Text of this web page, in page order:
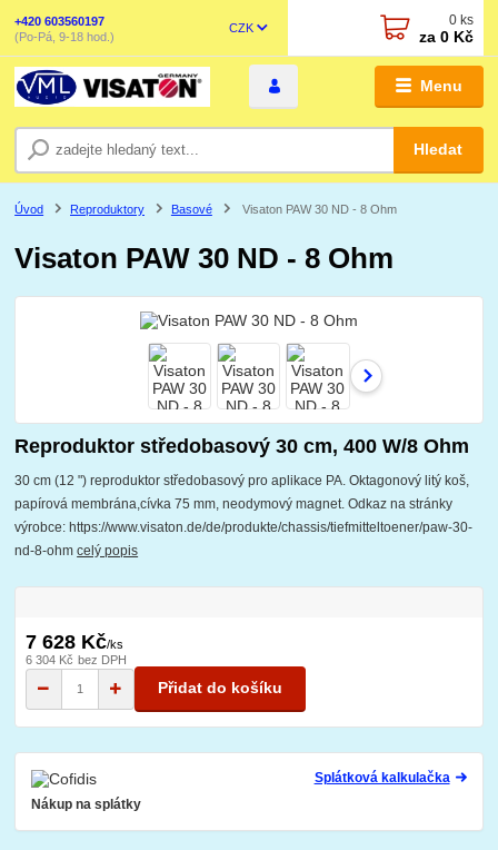
Menu
CZK
Hledat
+420 603560197
(Po-Pá, 9-18 hod.)
0 ks
za 0 Kč
Úvod Reproduktory Basové Visaton PAW 30 ND - 8 Ohm
Visaton PAW 30 ND - 8 Ohm
Reproduktor středobasový 30 cm, 400 W/8 Ohm
30 cm (12 ") reproduktor středobasový pro aplikace PA. Oktagonový litý koš,
papírová membrána,cívka 75 mm, neodymový magnet. Odkaz na stránky
výrobce: https://www.visaton.de/de/produkte/chassis/tiefmitteltoener/paw-30-
nd-8-ohmcelý popis
7 628 Kč/ks
6 304 Kč bez DPH
Přidat do košíku
Splátková kalkulačka
Nákup na splátky